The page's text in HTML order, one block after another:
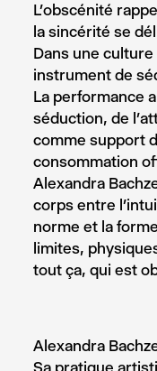
L’obscénité
la sincérité se
Dans une
instrument de
La performance
séduction, de
comme support
consommation
Alexandra
corps entre
norme et la
limites,
tout ça, qui est
Alexandra
Sa pratique